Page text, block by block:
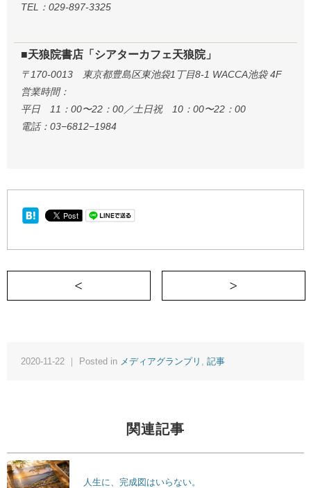
TEL：029-897-3325
■天狼院書店「シアターカフェ天狼院」
〒170-0013 東京都豊島区東池袋1丁目8-1 WACCA池袋 4F
営業時間：
平日 11：00〜22：00／土日祝 10：00〜22：00
電話：03−6812−1984
＜ 見えない価値観に肌で触れるとき
2020-11-22 ｜ Posted in メディアグランプリ 記事
関連記事
人生に、完成図はいらない。